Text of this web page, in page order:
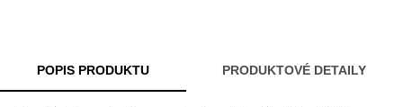
POPIS PRODUKTU PRODUKTOVÉ DETAILY